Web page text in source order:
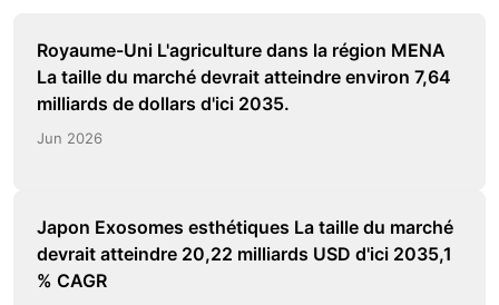
Royaume-Uni L'agriculture dans la région MENA
La taille du marché devrait atteindre environ 7,64
milliards de dollars d'ici 2035.
Jun 2026
Japon Exosomes esthétiques La taille du marché
devrait atteindre 20,22 milliards USD d'ici 2035,1
% CAGR